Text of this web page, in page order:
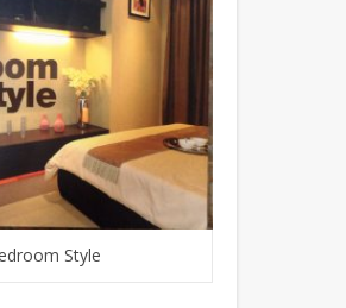
Style